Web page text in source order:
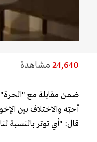
24,640 مشاهدة
ضمن مقابلة مع "الحرة"
أحبّه والاختلاف بين
قال: "أي توتر بالنسبة